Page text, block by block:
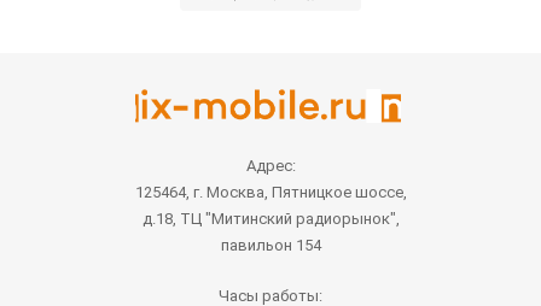
Адрес:
125464, г. Москва, Пятницкое шоссе,
д.18, ТЦ "Митинский радиорынок",
павильон 154
Часы работы: